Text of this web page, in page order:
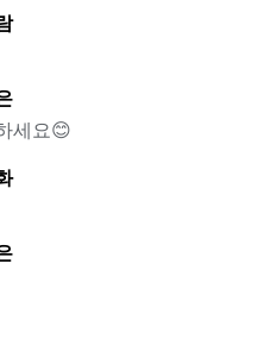
세요😊